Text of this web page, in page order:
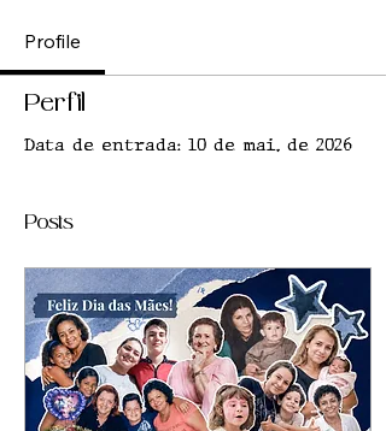
Profile
Perfil
Data de entrada: 10 de mai. de 2026
Posts